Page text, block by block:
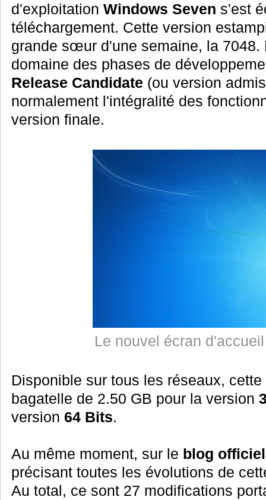
d'exploitation Windows Seven s'est
téléchargement. Cette version
grande sœur d'une semaine, la 7048.
domaine des phases de
Release Candidate (ou version
normalement l'intégralité des
version finale.
Le nouvel écran
Disponible sur tous les réseaux,
bagatelle de 2.50 GB pour la version
version 64 Bits.
Au même moment, sur le blog
précisant toutes les évolutions de
Au total, ce sont 27 modifications